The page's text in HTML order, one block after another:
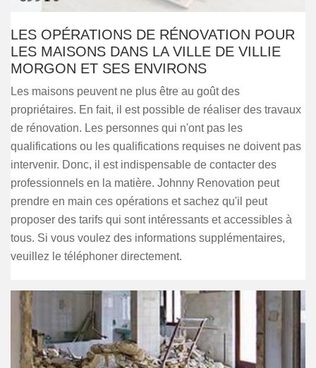
LES OPÉRATIONS DE RÉNOVATION POUR
LES MAISONS DANS LA VILLE DE VILLIE
MORGON ET SES ENVIRONS
Les maisons peuvent ne plus être au goût des
propriétaires. En fait, il est possible de réaliser des travaux
de rénovation. Les personnes qui n'ont pas les
qualifications ou les qualifications requises ne doivent pas
intervenir. Donc, il est indispensable de contacter des
professionnels en la matière. Johnny Renovation peut
prendre en main ces opérations et sachez qu'il peut
proposer des tarifs qui sont intéressants et accessibles à
tous. Si vous voulez des informations supplémentaires,
veuillez le téléphoner directement.